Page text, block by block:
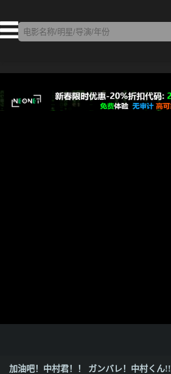
加油吧！中村君！！ ガンバレ！中村くん!!